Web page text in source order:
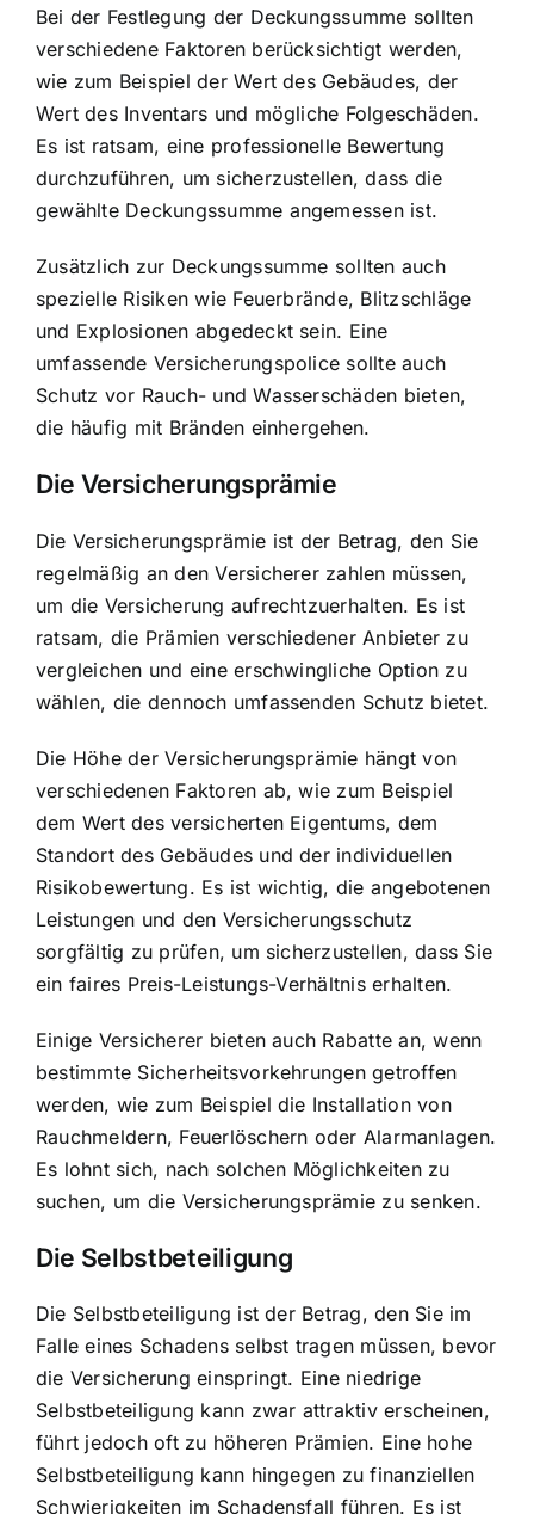
Bei der Festlegung der Deckungssumme sollten
verschiedene Faktoren berücksichtigt werden,
wie zum Beispiel der Wert des Gebäudes, der
Wert des Inventars und mögliche Folgeschäden.
Es ist ratsam, eine professionelle Bewertung
durchzuführen, um sicherzustellen, dass die
gewählte Deckungssumme angemessen ist.
Zusätzlich zur Deckungssumme sollten auch
spezielle Risiken wie Feuerbrände, Blitzschläge
und Explosionen abgedeckt sein. Eine
umfassende Versicherungspolice sollte auch
Schutz vor Rauch- und Wasserschäden bieten,
die häufig mit Bränden einhergehen.
Die Versicherungsprämie
Die Versicherungsprämie ist der Betrag, den Sie
regelmäßig an den Versicherer zahlen müssen,
um die Versicherung aufrechtzuerhalten. Es ist
ratsam, die Prämien verschiedener Anbieter zu
vergleichen und eine erschwingliche Option zu
wählen, die dennoch umfassenden Schutz bietet.
Die Höhe der Versicherungsprämie hängt von
verschiedenen Faktoren ab, wie zum Beispiel
dem Wert des versicherten Eigentums, dem
Standort des Gebäudes und der individuellen
Risikobewertung. Es ist wichtig, die angebotenen
Leistungen und den Versicherungsschutz
sorgfältig zu prüfen, um sicherzustellen, dass Sie
ein faires Preis-Leistungs-Verhältnis erhalten.
Einige Versicherer bieten auch Rabatte an, wenn
bestimmte Sicherheitsvorkehrungen getroffen
werden, wie zum Beispiel die Installation von
Rauchmeldern, Feuerlöschern oder Alarmanlagen.
Es lohnt sich, nach solchen Möglichkeiten zu
suchen, um die Versicherungsprämie zu senken.
Die Selbstbeteiligung
Die Selbstbeteiligung ist der Betrag, den Sie im
Falle eines Schadens selbst tragen müssen, bevor
die Versicherung einspringt. Eine niedrige
Selbstbeteiligung kann zwar attraktiv erscheinen,
führt jedoch oft zu höheren Prämien. Eine hohe
Selbstbeteiligung kann hingegen zu finanziellen
Schwierigkeiten im Schadensfall führen. Es ist